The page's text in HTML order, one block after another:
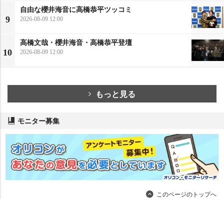
9
自由な櫻井海音に高橋恭平ツッコミ
2026-08-09 12:00
10
高橋文哉・櫻井海音・高橋恭平登壇
2026-08-09 12:00
もっと見る
モニター募集
このページのトップへ